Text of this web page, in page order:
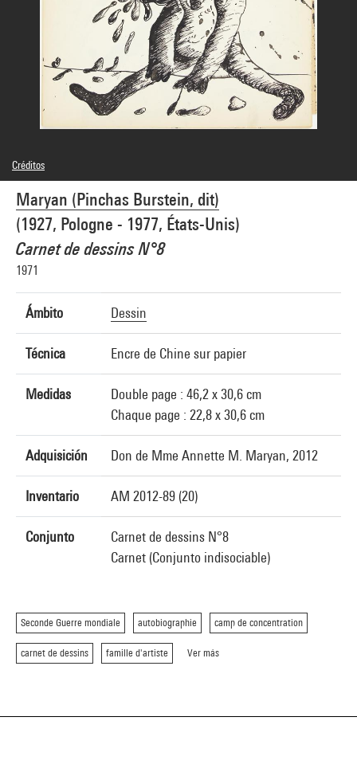
Maryan (Pinchas Burstein, dit)
(1927, Pologne - 1977, États-Unis)
Carnet de dessins N°8
1971
Ámbito Dessin
Técnica Encre de Chine sur papier
Medidas
Double page : 46,2 x 30,6 cm
Chaque page : 22,8 x 30,6 cm
Adquisición Don de Mme Annette M. Maryan, 2012
Inventario AM 2012-89 (20)
Conjunto
Carnet de dessins N°8
Carnet (Conjunto indisociable)
Seconde Guerre mondiale autobiographie camp de concentration
carnet de dessins famille d'artiste Ver más
Créditos
© A. MARYAN Estate
Créditos fotográficos : Centre Pompidou, MNAM-CCI/Joseph Banderet/Dist.
GrandPalaisRmn
Referencia de la imagen : 4Y04959
Difusión de la imagen :GrandPalaisRmnPhoto